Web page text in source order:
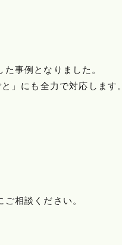
事例となりました。
」にも全力で対応します。
相談ください。